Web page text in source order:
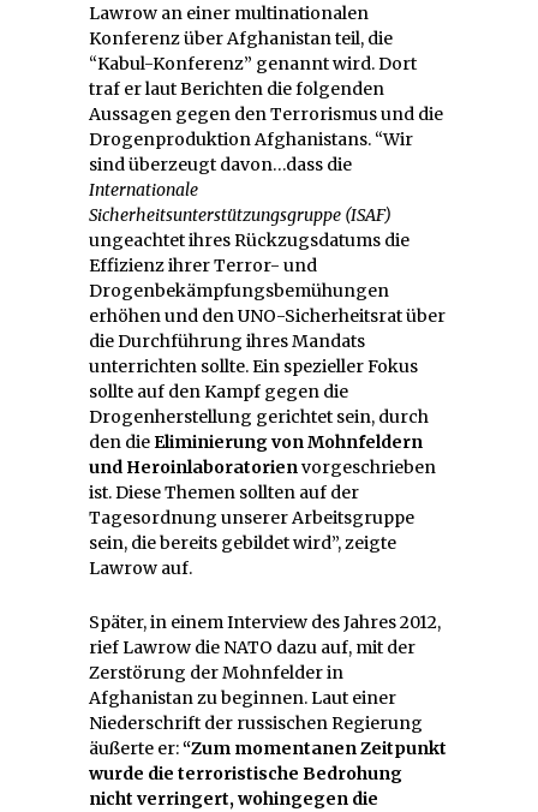
Lawrow an einer multinationalen
Konferenz über Afghanistan teil, die
“Kabul-Konferenz” genannt wird. Dort
traf er laut Berichten die folgenden
Aussagen gegen den Terrorismus und die
Drogenproduktion Afghanistans. “Wir
sind überzeugt davon…dass die
Internationale
Sicherheitsunterstützungsgruppe (ISAF)
ungeachtet ihres Rückzugsdatums die
Effizienz ihrer Terror- und
Drogenbekämpfungsbemühungen
erhöhen und den UNO-Sicherheitsrat über
die Durchführung ihres Mandats
unterrichten sollte. Ein spezieller Fokus
sollte auf den Kampf gegen die
Drogenherstellung gerichtet sein, durch
den dieEliminierung von Mohnfeldern
und Heroinlaboratorienvorgeschrieben
ist. Diese Themen sollten auf der
Tagesordnung unserer Arbeitsgruppe
sein, die bereits gebildet wird”, zeigte
Lawrow auf.
Später, in einem Interview des Jahres 2012,
rief Lawrow die NATO dazu auf, mit der
Zerstörung der Mohnfelder in
Afghanistan zu beginnen. Laut einer
Niederschrift der russischen Regierung
äußerte er:“Zum momentanen Zeitpunkt
wurde die terroristische Bedrohung
nicht verringert, wohingegen die